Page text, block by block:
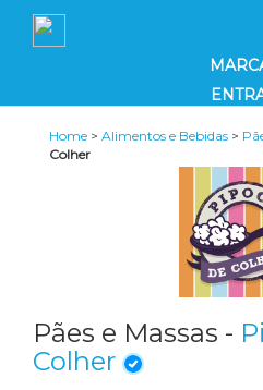
Home > Alimentos e Bebidas >
Colher
Pães e Massas -
Colher